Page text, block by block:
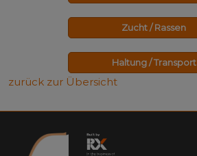
Zucht / Rassen
Haltung / Transport
zurück zur Übersicht